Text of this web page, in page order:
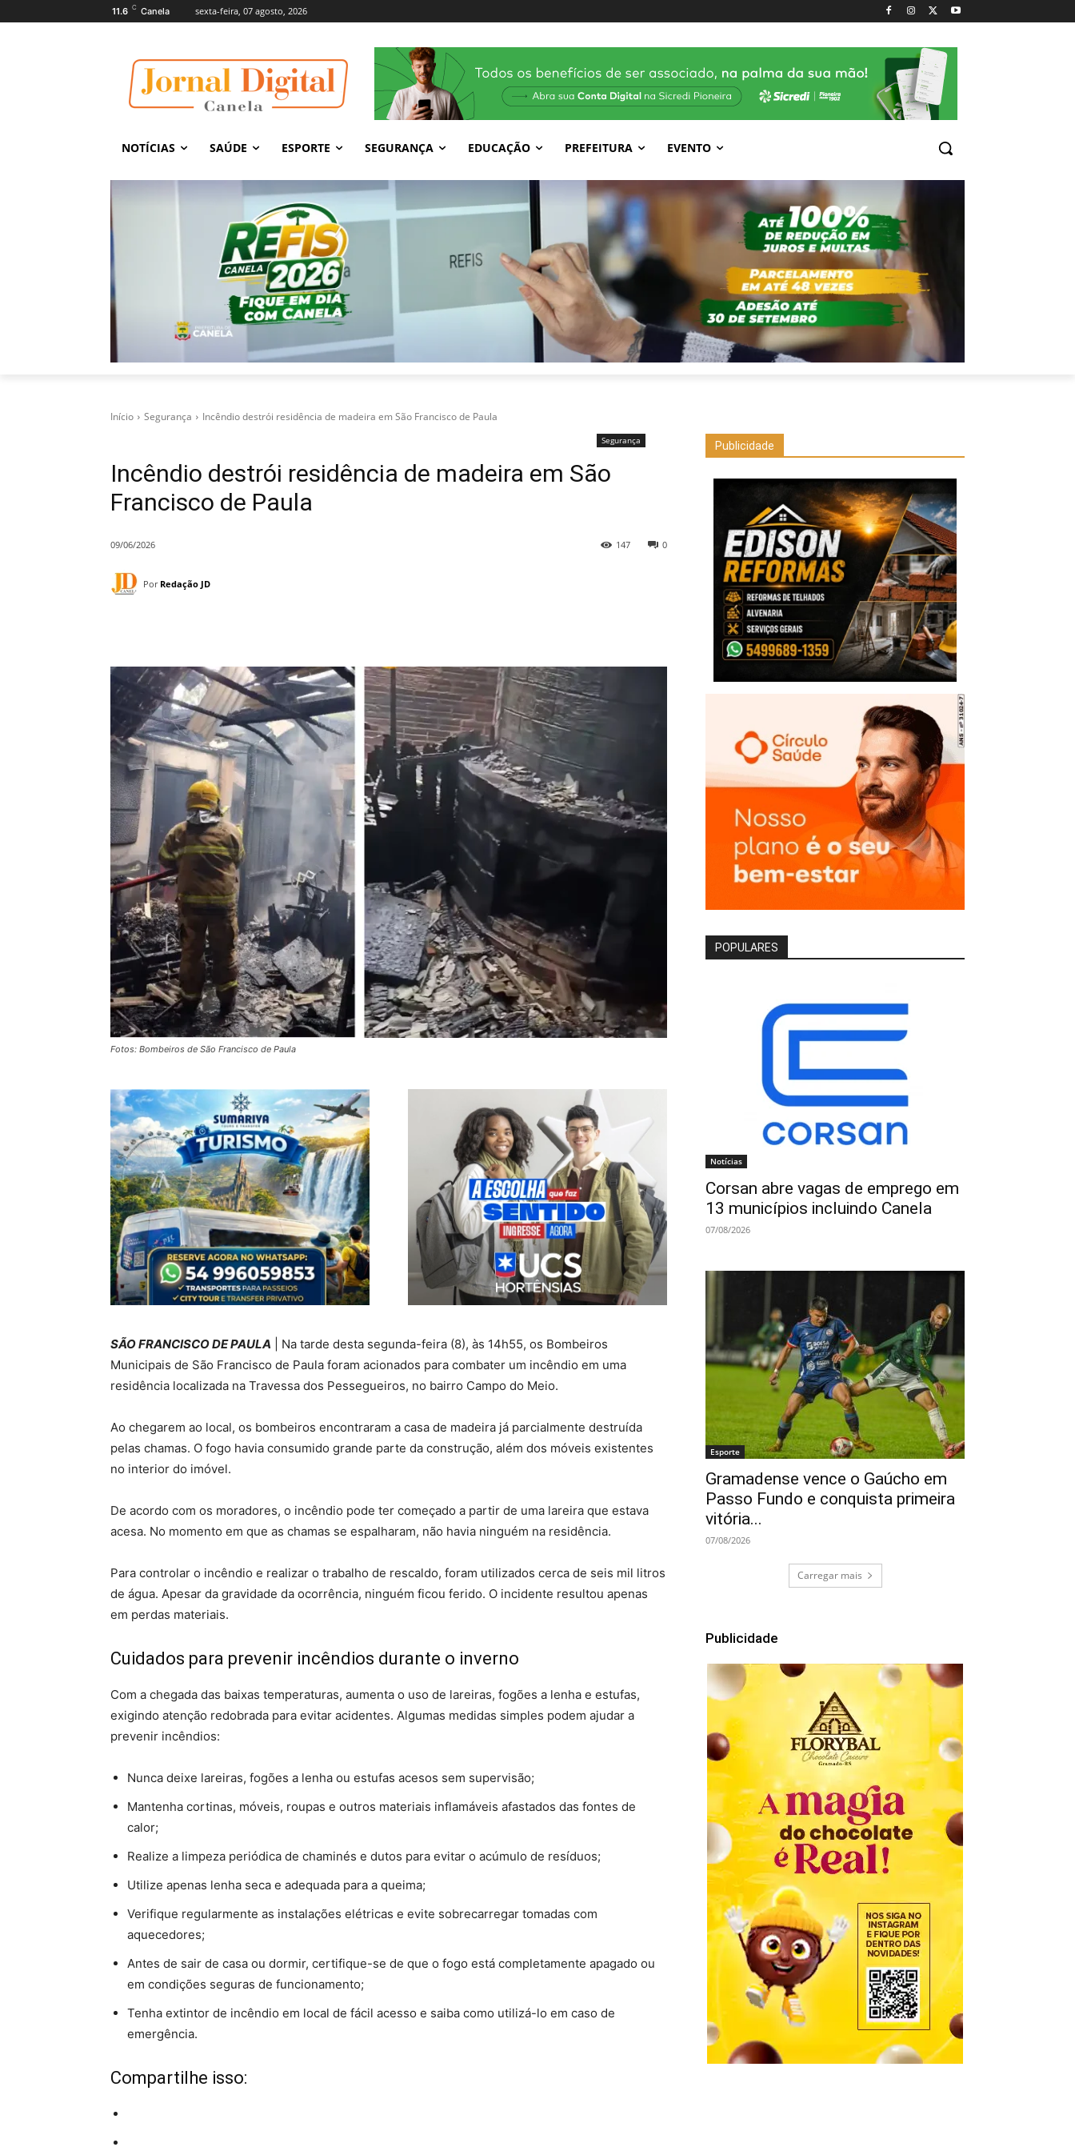
11.6 C Canela sexta-feira, 07 agosto, 2026
NOTÍCIAS SAÚDE ESPORTE SEGURANÇA EDUCAÇÃO PREFEITURA EVENTO
Início Segurança Incêndio destrói residência de madeira em São Francisco de Paula
Segurança
Incêndio destrói residência de madeira em São
Francisco de Paula
09/06/2026 0
147
Por Redação JD
Fotos: Bombeiros de São Francisco de Paula
SÃO FRANCISCO DE PAULA | Na tarde desta segunda-feira (8), às 14h55, os Bombeiros
Municipais de São Francisco de Paula foram acionados para combater um incêndio em uma
residência localizada na Travessa dos Pessegueiros, no bairro Campo do Meio.
Ao chegarem ao local, os bombeiros encontraram a casa de madeira já parcialmente destruída
pelas chamas. O fogo havia consumido grande parte da construção, além dos móveis existentes
no interior do imóvel.
De acordo com os moradores, o incêndio pode ter começado a partir de uma lareira que estava
acesa. No momento em que as chamas se espalharam, não havia ninguém na residência.
Para controlar o incêndio e realizar o trabalho de rescaldo, foram utilizados cerca de seis mil litros
de água. Apesar da gravidade da ocorrência, ninguém ficou ferido. O incidente resultou apenas
em perdas materiais.
Cuidados para prevenir incêndios durante o inverno
Com a chegada das baixas temperaturas, aumenta o uso de lareiras, fogões a lenha e estufas,
exigindo atenção redobrada para evitar acidentes. Algumas medidas simples podem ajudar a
prevenir incêndios:
Nunca deixe lareiras, fogões a lenha ou estufas acesos sem supervisão;
Mantenha cortinas, móveis, roupas e outros materiais inflamáveis afastados das fontes de
calor;
Realize a limpeza periódica de chaminés e dutos para evitar o acúmulo de resíduos;
Utilize apenas lenha seca e adequada para a queima;
Verifique regularmente as instalações elétricas e evite sobrecarregar tomadas com
aquecedores;
Antes de sair de casa ou dormir, certifique-se de que o fogo está completamente apagado ou
em condições seguras de funcionamento;
Tenha extintor de incêndio em local de fácil acesso e saiba como utilizá-lo em caso de
emergência.
Compartilhe isso:
Publicidade
POPULARES
Notícias
Corsan abre vagas de emprego em
13 municípios incluindo Canela
07/08/2026
Esporte
Gramadense vence o Gaúcho em
Passo Fundo e conquista primeira
vitória...
07/08/2026
Carregar mais
Publicidade